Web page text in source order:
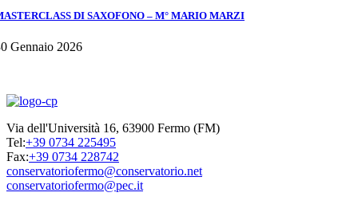
DI SAXOFONO – M° MARIO MARZI
Gennaio 2026
Via dell'Università 16, 63900 Fermo (FM)
Tel:+39 0734 225495
Fax:+39 0734 228742
conservatoriofermo@conservatorio.net
conservatoriofermo@pec.it